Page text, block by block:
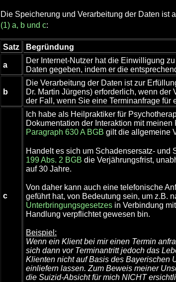
Die Speicherung und Verarbeitung der Daten ist
(1) a, b und c:
Satz Begründung
a
Der Internet-Nutzer hat die Einwilligung
Daten gegeben, indem er die
b
Die Verarbeitung der Daten ist zur
Dr. Martin Jürgens) erforderlich, wenn
der Fall, wenn Sie eine Terminanfrage für
c
Ich habe als Heilpraktiker für
Dokumentation der Interaktion mit
Paragraph 630 A BGB gilt die allgemeine
Handelt es sich um Schadensersatz- und
199 Abs. 2 BGB die Verjährungsfrist,
auf 30 Jahre.
Von daher kann auch eine telefonische
geführt hat, von Bedeutung sein, um z.B.
Unterbringungsgesetzes in Verbindung mit
Handlung verpflichtet gewesen bin.
Beispiel:
Wenn ein Klient bei mir einen Termin
sich dann vor Terminantritt jedoch das
Klienten nicht auf Basis des Bayerischen
einliefern lassen. Zum Beweis meiner
die Suizid-Absicht für mich NICHT